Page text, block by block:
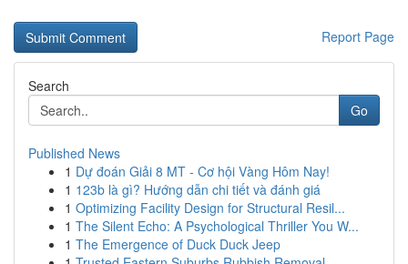
Report Page
Search
Go
Published News
1 Dự đoán Giải 8 MT - Cơ hội Vàng Hôm Nay!
1 123b là gì? Hướng dẫn chi tiết và đánh giá
1 Optimizing Facility Design for Structural Resil...
1 The Silent Echo: A Psychological Thriller You W...
1 The Emergence of Duck Duck Jeep